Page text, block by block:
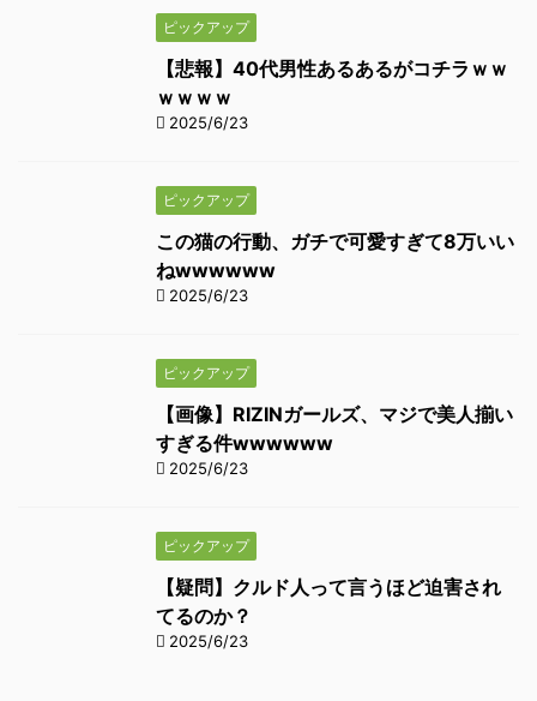
ピックアップ
【悲報】40代男性あるあるがコチラｗｗ
ｗｗｗｗ
2025/6/23
ピックアップ
この猫の行動、ガチで可愛すぎて8万いい
ねwwwwww
2025/6/23
ピックアップ
【画像】RIZINガールズ、マジで美人揃い
すぎる件wwwwww
2025/6/23
ピックアップ
【疑問】クルド人って言うほど迫害され
てるのか？
2025/6/23